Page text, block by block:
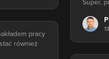
Super,
pracy
również